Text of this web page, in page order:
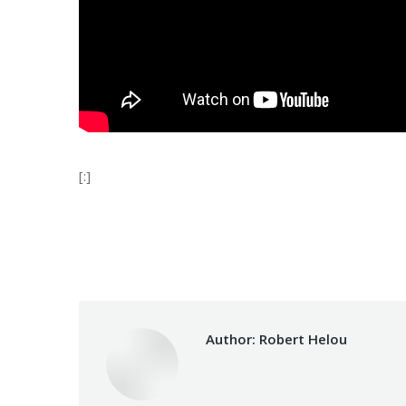
[:]
Author: Robert Helou